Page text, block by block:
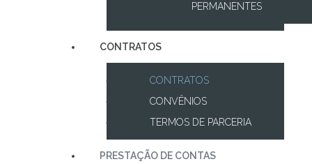
PERMANENTES
CONTRATOS
CONTRATOS
CONVÊNIOS
TERMOS DE PARCERIA
PRESTAÇÃO DE CONTAS